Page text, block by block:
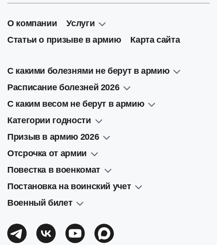
О компании
Услуги
Статьи о призыве в армию
Карта сайта
С какими болезнями не берут в армию
Расписание болезней 2026
С каким весом не берут в армию
Категории годности
Призыв в армию 2026
Отсрочка от армии
Повестка в военкомат
Постановка на воинский учет
Военный билет